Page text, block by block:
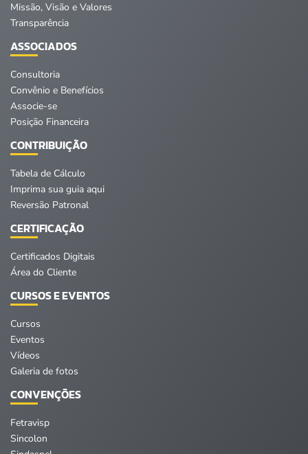
Missão, Visão e Valores
Transparência
ASSOCIADOS
Consultoria
Convênio e Benefícios
Associe-se
Posição Financeira
CONTRIBUIÇÃO
Tabela de Cálculo
Imprima sua guia aqui
Reversão Patronal
CERTIFICAÇÃO
Certificados Digitais
Área do Cliente
CURSOS E EVENTOS
Cursos
Eventos
Vídeos
Galeria de fotos
CONVENÇÕES
Fetravisp
Sincolon